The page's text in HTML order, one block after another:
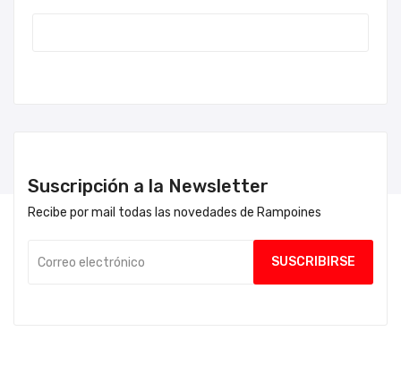
Suscripción a la Newsletter
Recibe por mail todas las novedades de Rampoines